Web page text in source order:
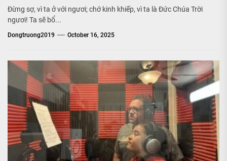
Đừng sợ, vì ta ở với ngươi; chớ kinh khiếp, vì ta là Đức Chúa Trời
ngươi! Ta sẽ bổ...
Dongtruong2019 October 16, 2025